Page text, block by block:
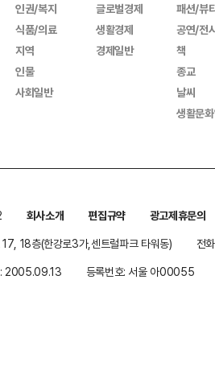
인권/복지
식품/의료
지역
인물
사회일반
글로벌경제
생활경제
경제일반
패션/뷰
공연/전
책
종교
날씨
생활문
회사소개 편집규약
광고제휴문의
18층(한강로3가,센트럴파크 타워동)
전
: 2005.09.13 등록번호: 서울 아00055